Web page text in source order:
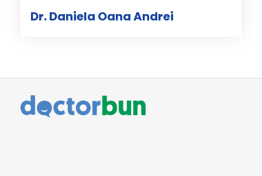
Dr. Daniela Oana Andrei